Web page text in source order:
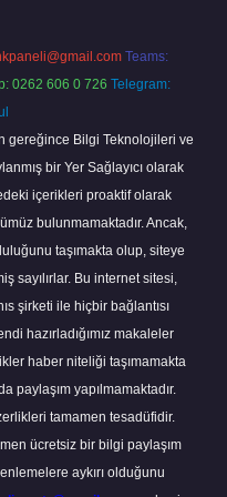
Teams:
0262 606 0 726 Telegram:
gereğince Bilgi Teknolojileri ve
bir Yer Sağlayıcı olarak
içerikleri proaktif olarak
bulunmamaktadır. Ancak,
taşımakta olup, siteye
sayılırlar. Bu internet sitesi,
şirketi ile hiçbir bağlantısı
hazırladığımız makaleler
haber niteliği taşımamakta
paylaşım yapılmamaktadır.
tamamen tesadüfidir.
ücretsiz bir bilgi paylaşım
aykırı olduğunu